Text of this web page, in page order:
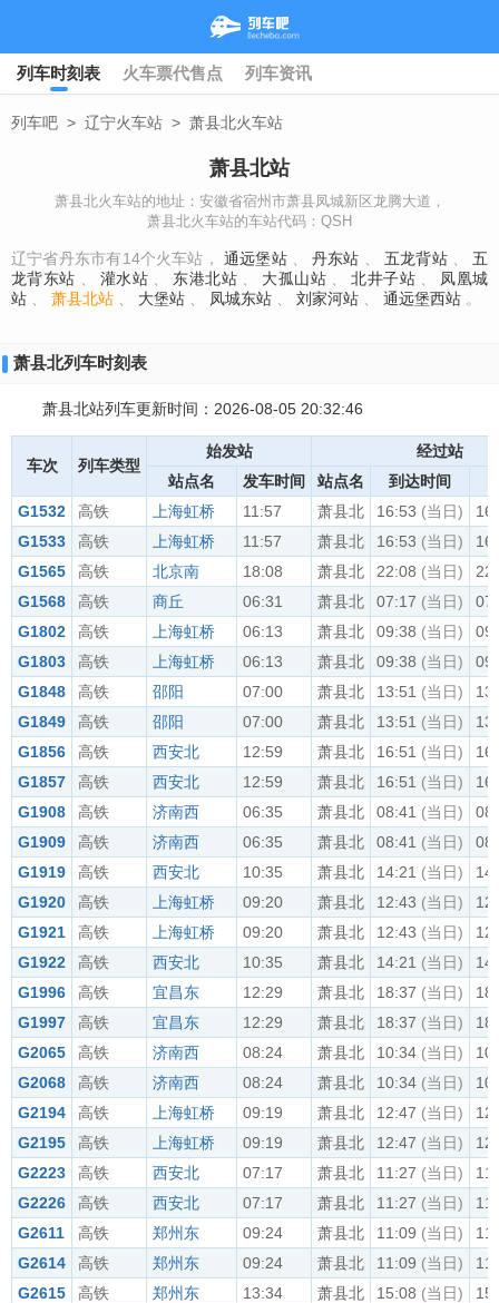
列车时刻表 火车票代售点 列车资讯
列车吧 > 辽宁火车站 > 萧县北火车站
萧县北站
萧县北火车站的地址：安徽省宿州市萧县凤城新区龙腾大道，
萧县北火车站的车站代码：QSH
辽宁省丹东市有14个火车站， 通远堡站 丹东站 五龙背站
五
龙背东站
灌水站 东港北站 大孤山站 北井子站
凤凰城
站
萧县北站 大堡站 凤城东站 刘家河站 通远堡西站 。
萧县北列车时刻表
萧县北站列车更新时间：2026-08-05 20:32:46
车次 列车类型
始发站
经过站
站点名
发车时间 站点名 到达时间
G1532
高铁 上海虹桥 11:57 萧县北 16:53 (当日)
G1533
高铁 上海虹桥 11:57 萧县北 16:53 (当日)
G1565
高铁 北京南 18:08 萧县北 22:08 (当日)
G1568
高铁 商丘 06:31 萧县北 07:17 (当日)
G1802
高铁 上海虹桥 06:13 萧县北 09:38 (当日)
G1803
高铁 上海虹桥 06:13 萧县北 09:38 (当日)
G1848
高铁 邵阳 07:00 萧县北 13:51 (当日)
G1849
高铁 邵阳 07:00 萧县北 13:51 (当日)
G1856
高铁 西安北 12:59 萧县北 16:51 (当日)
G1857
高铁 西安北 12:59 萧县北 16:51 (当日)
G1908
高铁 济南西 06:35 萧县北 08:41 (当日)
G1909
高铁 济南西 06:35 萧县北 08:41 (当日)
G1919
高铁 西安北 10:35 萧县北 14:21 (当日)
G1920
高铁 上海虹桥 09:20 萧县北 12:43 (当日)
G1921
高铁 上海虹桥 09:20 萧县北 12:43 (当日)
G1922
高铁 西安北 10:35 萧县北 14:21 (当日)
G1996
高铁 宜昌东 12:29 萧县北 18:37 (当日)
G1997
高铁 宜昌东 12:29 萧县北 18:37 (当日)
G2065
高铁 济南西 08:24 萧县北 10:34 (当日)
G2068
高铁 济南西 08:24 萧县北 10:34 (当日)
G2194
高铁 上海虹桥 09:19 萧县北 12:47 (当日)
G2195
高铁 上海虹桥 09:19 萧县北 12:47 (当日)
G2223
高铁 西安北 07:17 萧县北 11:27 (当日)
G2226
高铁 西安北 07:17 萧县北 11:27 (当日)
G2611
高铁 郑州东 09:24 萧县北 11:09 (当日)
G2614
高铁 郑州东 09:24 萧县北 11:09 (当日)
G2615
高铁 郑州东 13:34 萧县北 15:08 (当日)